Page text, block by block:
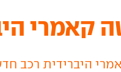
קאמרי
היברידית רכב